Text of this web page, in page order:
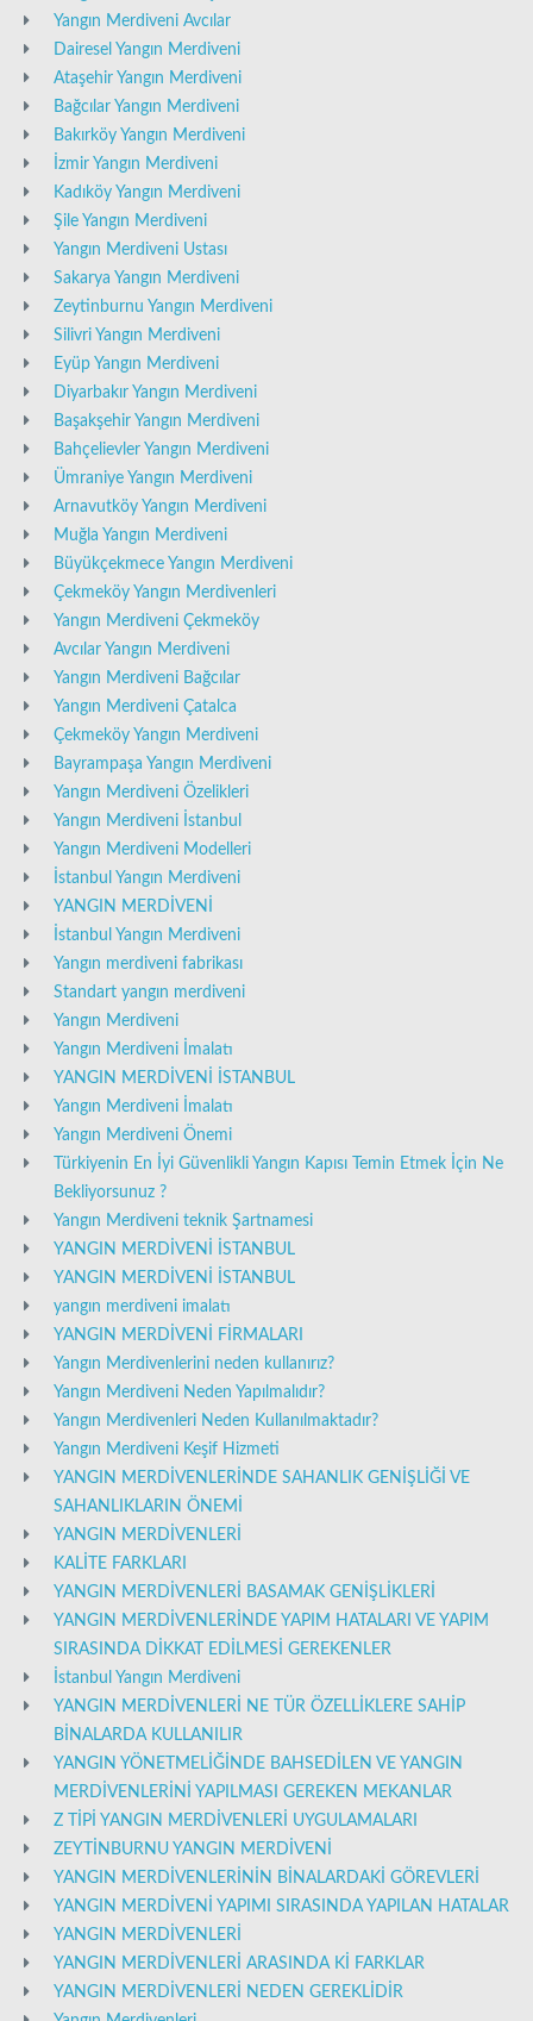
Yangın Merdiveni Avcılar
Dairesel Yangın Merdiveni
Ataşehir Yangın Merdiveni
Bağcılar Yangın Merdiveni
Bakırköy Yangın Merdiveni
İzmir Yangın Merdiveni
Kadıköy Yangın Merdiveni
Şile Yangın Merdiveni
Yangın Merdiveni Ustası
Sakarya Yangın Merdiveni
Zeytinburnu Yangın Merdiveni
Silivri Yangın Merdiveni
Eyüp Yangın Merdiveni
Diyarbakır Yangın Merdiveni
Başakşehir Yangın Merdiveni
Bahçelievler Yangın Merdiveni
Ümraniye Yangın Merdiveni
Arnavutköy Yangın Merdiveni
Muğla Yangın Merdiveni
Büyükçekmece Yangın Merdiveni
Çekmeköy Yangın Merdivenleri
Yangın Merdiveni Çekmeköy
Avcılar Yangın Merdiveni
Yangın Merdiveni Bağcılar
Yangın Merdiveni Çatalca
Çekmeköy Yangın Merdiveni
Bayrampaşa Yangın Merdiveni
Yangın Merdiveni Özelikleri
Yangın Merdiveni İstanbul
Yangın Merdiveni Modelleri
İstanbul Yangın Merdiveni
YANGIN MERDİVENİ
İstanbul Yangın Merdiveni
Yangın merdiveni fabrikası
Standart yangın merdiveni
Yangın Merdiveni
Yangın Merdiveni İmalatı
YANGIN MERDİVENİ İSTANBUL
Yangın Merdiveni İmalatı
Yangın Merdiveni Önemi
Türkiyenin En İyi Güvenlikli Yangın Kapısı Temin Etmek İçin Ne
Bekliyorsunuz ?
Yangın Merdiveni teknik Şartnamesi
YANGIN MERDİVENİ İSTANBUL
YANGIN MERDİVENİ İSTANBUL
yangın merdiveni imalatı
YANGIN MERDİVENİ FİRMALARI
Yangın Merdivenlerini neden kullanırız?
Yangın Merdiveni Neden Yapılmalıdır?
Yangın Merdivenleri Neden Kullanılmaktadır?
Yangın Merdiveni Keşif Hizmeti
YANGIN MERDİVENLERİNDE SAHANLIK GENİŞLİĞİ VE
SAHANLIKLARIN ÖNEMİ
YANGIN MERDİVENLERİ
KALİTE FARKLARI
YANGIN MERDİVENLERİ BASAMAK GENİŞLİKLERİ
YANGIN MERDİVENLERİNDE YAPIM HATALARI VE YAPIM
SIRASINDA DİKKAT EDİLMESİ GEREKENLER
İstanbul Yangın Merdiveni
YANGIN MERDİVENLERİ NE TÜR ÖZELLİKLERE SAHİP
BİNALARDA KULLANILIR
YANGIN YÖNETMELİĞİNDE BAHSEDİLEN VE YANGIN
MERDİVENLERİNİ YAPILMASI GEREKEN MEKANLAR
Z TİPİ YANGIN MERDİVENLERİ UYGULAMALARI
ZEYTİNBURNU YANGIN MERDİVENİ
YANGIN MERDİVENLERİNİN BİNALARDAKİ GÖREVLERİ
YANGIN MERDİVENİ YAPIMI SIRASINDA YAPILAN HATALAR
YANGIN MERDİVENLERİ
YANGIN MERDİVENLERİ ARASINDA Kİ FARKLAR
YANGIN MERDİVENLERİ NEDEN GEREKLİDİR